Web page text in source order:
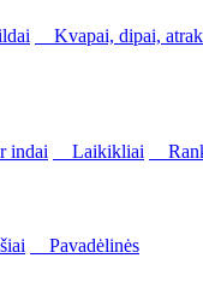
Kvapai, dipai,
indai Laikikliai
Pavadėlinės